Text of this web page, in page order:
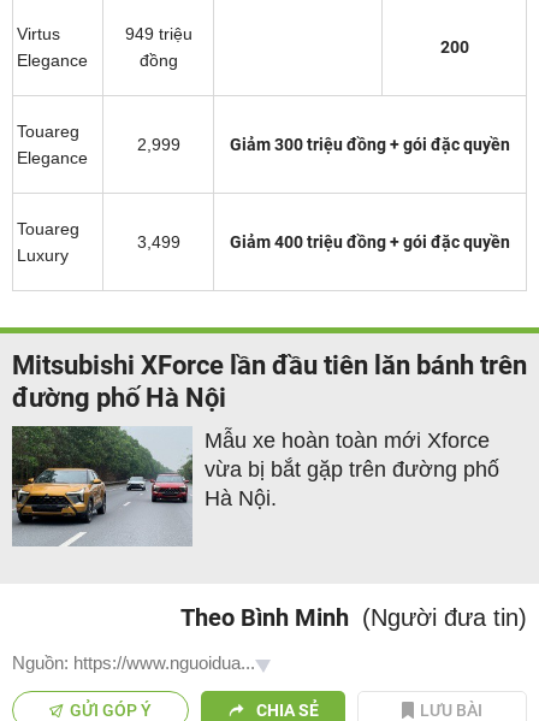
Virtus
Elegance
949 triệu
đồng
200
Touareg
Elegance
2,999 Giảm 300 triệu đồng + gói đặc quyền
Touareg
Luxury
3,499 Giảm 400 triệu đồng + gói đặc quyền
Mitsubishi XForce lần đầu tiên lăn bánh trên
đường phố Hà Nội
Mẫu xe hoàn toàn mới Xforce
vừa bị bắt gặp trên đường phố
Hà Nội.
Theo Bình Minh (Người đưa tin)
Nguồn: https://www.nguoidua...
GỬI GÓP Ý CHIA SẺ LƯU BÀI